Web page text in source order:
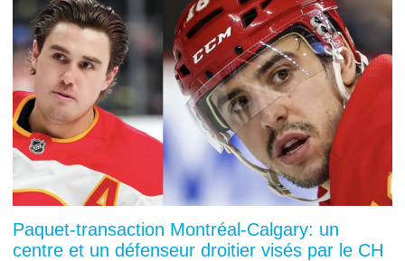
Paquet-transaction Montréal-Calgary: un
centre et un défenseur droitier visés par le CH